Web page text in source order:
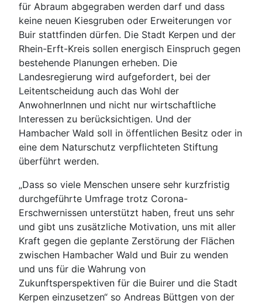
für Abraum abgegraben werden darf und dass
keine neuen Kiesgruben oder Erweiterungen vor
Buir stattfinden dürfen. Die Stadt Kerpen und der
Rhein-Erft-Kreis sollen energisch Einspruch gegen
bestehende Planungen erheben. Die
Landesregierung wird aufgefordert, bei der
Leitentscheidung auch das Wohl der
AnwohnerInnen und nicht nur wirtschaftliche
Interessen zu berücksichtigen. Und der
Hambacher Wald soll in öffentlichen Besitz oder in
eine dem Naturschutz verpflichteten Stiftung
überführt werden.
„Dass so viele Menschen unsere sehr kurzfristig
durchgeführte Umfrage trotz Corona-
Erschwernissen unterstützt haben, freut uns sehr
und gibt uns zusätzliche Motivation, uns mit aller
Kraft gegen die geplante Zerstörung der Flächen
zwischen Hambacher Wald und Buir zu wenden
und uns für die Wahrung von
Zukunftsperspektiven für die Buirer und die Stadt
Kerpen einzusetzen“ so Andreas Büttgen von der